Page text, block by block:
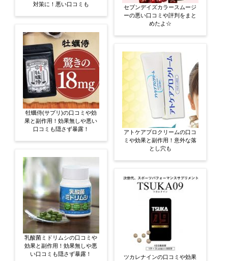
対策に！悪い口コミも
牡蠣侍(サプリ)の口コミや効
果と副作用！効果無しや悪い
口コミも隠さず暴露！
乳酸菌ミドリムシの口コミや
効果と副作用！効果無しや悪
い口コミも隠さず暴露！
セブンデイズカラースムージ
ーの悪い口コミや評判をまと
めたよ☆
アトケアプロクリームの口コ
ミや効果と副作用！意外な落
とし穴も
ツカレナインの口コミや効果